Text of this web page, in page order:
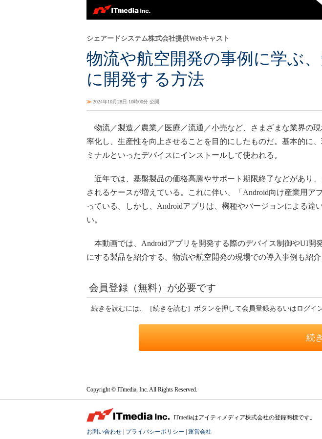
物流や航空開発の事例に学ぶ
に開発する方法
シェアードシステム株式会社提供Webキャスト
≫ 2024年10月28日 10時00分 公開
物流／製造／農業／医療／流通／小売など、さまざまな業界の
率化し、生産性を向上させることを目的にしたものだ。基本的に
ミナルといったデバイスにインストールして使われる。
近年では、基盤製品の価格高騰やサポート期限終了などがあり
されるケースが増えている。これに伴い、「Android向け産業用
っている。しかし、Androidアプリは、機種やバージョンによる
い。
本動画では、Androidアプリを開発する際のデバイス制御やUI開
にする製品を紹介する。物流や航空開発の現場での導入事例も紹
会員登録（無料）が必要です
続きを読むには、［続きを読む］ボタンを押して会員登録あるいはログイ
続
Copyright © ITmedia, Inc. All Rights Reserved.
ITmediaはアイティメディア株式会社の登録商標です。
お問い合わせ プライバシーポリシー 運営会社